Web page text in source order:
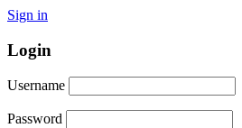
Sign in
Login
Username
Password